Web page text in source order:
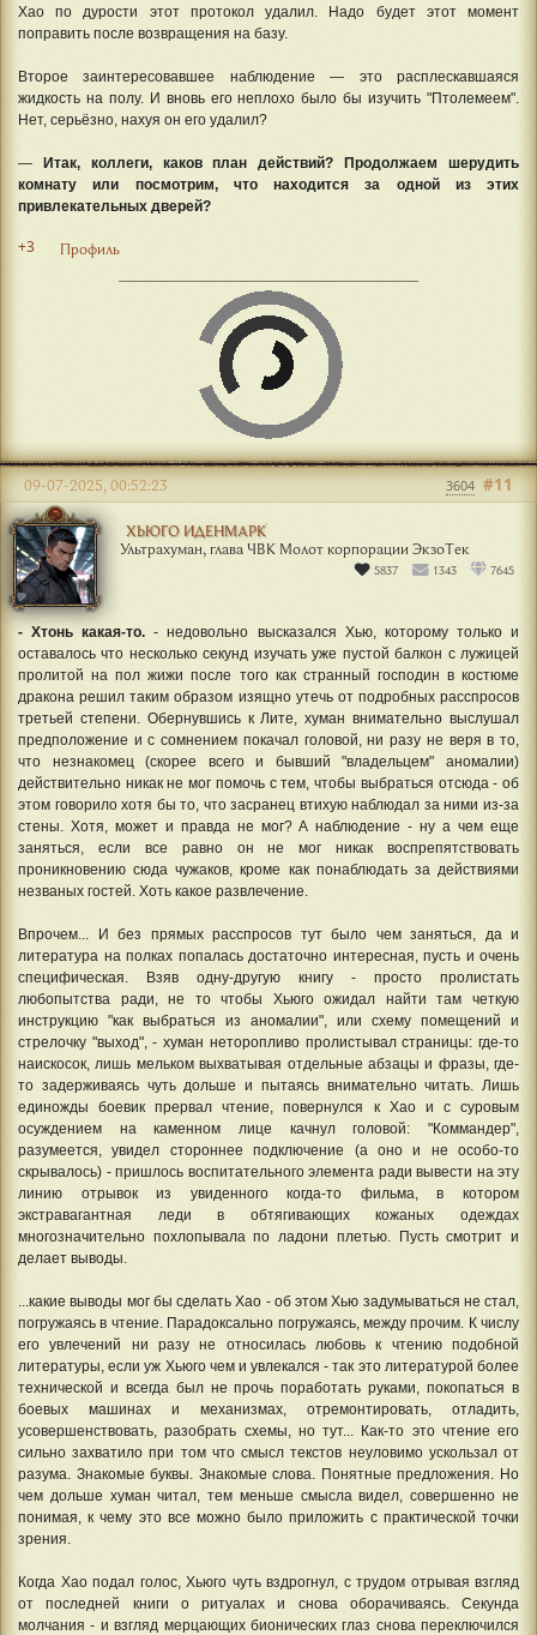
Хао по дурости этот протокол удалил. Надо будет этот момент
поправить после возвращения на базу.
Второе заинтересовавшее наблюдение — это расплескавшаяся
жидкость на полу. И вновь его неплохо было бы изучить "Птолемеем".
Нет, серьёзно, нахуя он его удалил?
— Итак, коллеги, каков план действий? Продолжаем шерудить
комнату или посмотрим, что находится за одной из этих
привлекательных дверей?
+3 Профиль
ХЬЮГО ИДЕНМАРК
Ультрахуман, глава ЧВК Молот корпорации ЭкзоТек
5837 1343 7645
#11
09-07-2025, 00:52:23 3604
- Хтонь какая-то. - недовольно высказался Хью, которому только и
оставалось что несколько секунд изучать уже пустой балкон с лужицей
пролитой на пол жижи после того как странный господин в костюме
дракона решил таким образом изящно утечь от подробных расспросов
третьей степени. Обернувшись к Лите, хуман внимательно выслушал
предположение и с сомнением покачал головой, ни разу не веря в то,
что незнакомец (скорее всего и бывший "владельцем" аномалии)
действительно никак не мог помочь с тем, чтобы выбраться отсюда - об
этом говорило хотя бы то, что засранец втихую наблюдал за ними из-за
стены. Хотя, может и правда не мог? А наблюдение - ну а чем еще
заняться, если все равно он не мог никак воспрепятствовать
проникновению сюда чужаков, кроме как понаблюдать за действиями
незваных гостей. Хоть какое развлечение.
Впрочем... И без прямых расспросов тут было чем заняться, да и
литература на полках попалась достаточно интересная, пусть и очень
специфическая. Взяв одну-другую книгу - просто пролистать
любопытства ради, не то чтобы Хьюго ожидал найти там четкую
инструкцию "как выбраться из аномалии", или схему помещений и
стрелочку "выход", - хуман неторопливо пролистывал страницы: где-то
наискосок, лишь мельком выхватывая отдельные абзацы и фразы, где-
то задерживаясь чуть дольше и пытаясь внимательно читать. Лишь
единожды боевик прервал чтение, повернулся к Хао и с суровым
осуждением на каменном лице качнул головой: "Коммандер",
разумеется, увидел стороннее подключение (а оно и не особо-то
скрывалось) - пришлось воспитательного элемента ради вывести на эту
линию отрывок из увиденного когда-то фильма, в котором
экстравагантная леди в обтягивающих кожаных одеждах
многозначительно похлопывала по ладони плетью. Пусть смотрит и
делает выводы.
...какие выводы мог бы сделать Хао - об этом Хью задумываться не стал,
погружаясь в чтение. Парадоксально погружаясь, между прочим. К числу
его увлечений ни разу не относилась любовь к чтению подобной
литературы, если уж Хьюго чем и увлекался - так это литературой более
технической и всегда был не прочь поработать руками, покопаться в
боевых машинах и механизмах, отремонтировать, отладить,
усовершенствовать, разобрать схемы, но тут... Как-то это чтение его
сильно захватило при том что смысл текстов неуловимо ускользал от
разума. Знакомые буквы. Знакомые слова. Понятные предложения. Но
чем дольше хуман читал, тем меньше смысла видел, совершенно не
понимая, к чему это все можно было приложить с практической точки
зрения.
Когда Хао подал голос, Хьюго чуть вздрогнул, с трудом отрывая взгляд
от последней книги о ритуалах и снова оборачиваясь. Секунда
молчания - и взгляд мерцающих бионических глаз снова переключился